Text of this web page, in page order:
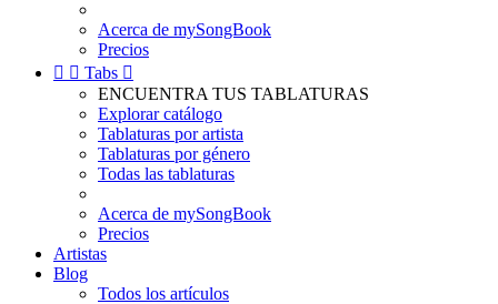
Acerca de mySongBook
Precios
  Tabs 
ENCUENTRA TUS TABLATURAS
Explorar catálogo
Tablaturas por artista
Tablaturas por género
Todas las tablaturas
Acerca de mySongBook
Precios
Artistas
Blog
Todos los artículos